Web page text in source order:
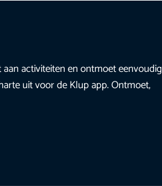
activiteiten en ontmoet eenvoudig
uit voor de Klup app. Ontmoet,